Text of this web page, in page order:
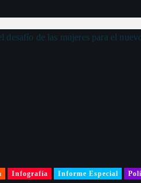
Infografía Informe Especial